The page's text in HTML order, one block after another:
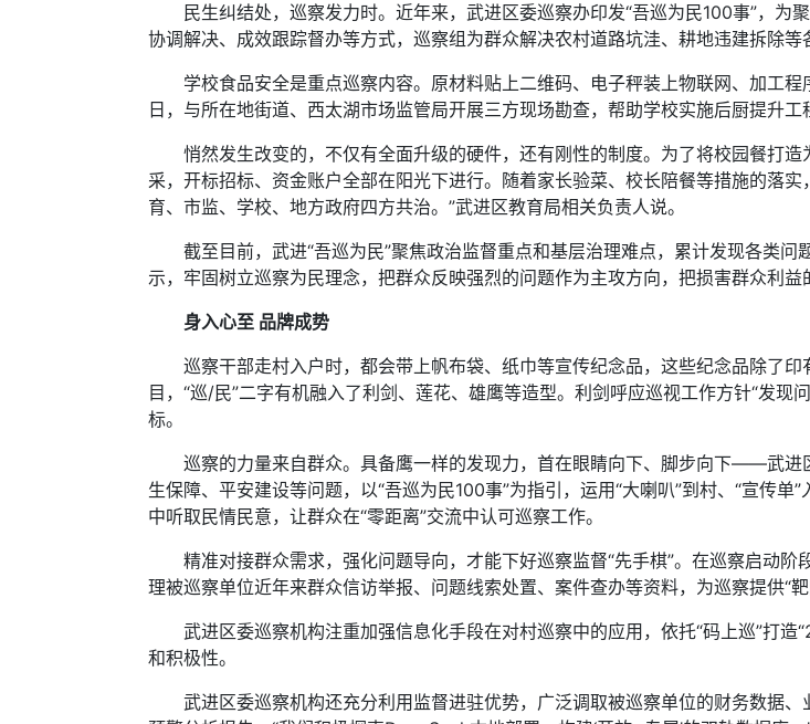
民生纠结处，巡察发力时。近年来，武进区委巡察办印发“吾巡为民100事”，为
协调解决、成效跟踪督办等方式，巡察组为群众解决农村道路坑洼、耕地违建拆除等
学校食品安全是重点巡察内容。原材料贴上二维码、电子秤装上物联网、加工
日，与所在地街道、西太湖市场监管局开展三方现场勘查，帮助学校实施后厨提升
悄然发生改变的，不仅有全面升级的硬件，还有刚性的制度。为了将校园餐打造
采，开标招标、资金账户全部在阳光下进行。随着家长验菜、校长陪餐等措施的落
育、市监、学校、地方政府四方共治。”武进区教育局相关负责人说。
截至目前，武进“吾巡为民”聚焦政治监督重点和基层治理难点，累计发现各类问
示，牢固树立巡察为民理念，把群众反映强烈的问题作为主攻方向，把损害群众利
身入心至 品牌成势
巡察干部走村入户时，都会带上帆布袋、纸巾等宣传纪念品，这些纪念品除了印
目，“巡/民”二字有机融入了利剑、莲花、雄鹰等造型。利剑呼应巡视工作方针“发
标。
巡察的力量来自群众。具备鹰一样的发现力，首在眼睛向下、脚步向下——武进
生保障、平安建设等问题，以“吾巡为民100事”为指引，运用“大喇叭”到村、“宣传
中听取民情民意，让群众在“零距离”交流中认可巡察工作。
精准对接群众需求，强化问题导向，才能下好巡察监督“先手棋”。在巡察启动阶
理被巡察单位近年来群众信访举报、问题线索处置、案件查办等资料，为巡察提供“靶
武进区委巡察机构注重加强信息化手段在对村巡察中的应用，依托“码上巡”打造
和积极性。
武进区委巡察机构还充分利用监督进驻优势，广泛调取被巡察单位的财务数据、